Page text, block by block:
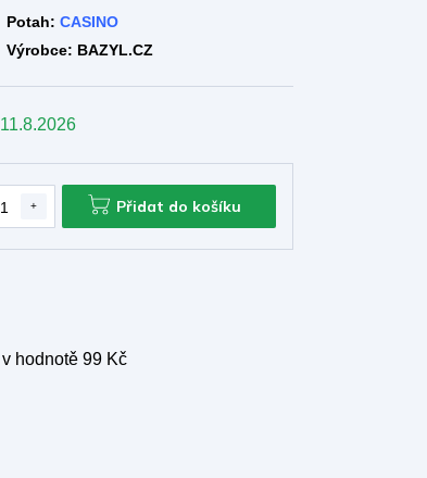
11.8.2026
v hodnotě 99 Kč
Potah: CASINO
Výrobce: BAZYL.CZ
Přidat do košíku